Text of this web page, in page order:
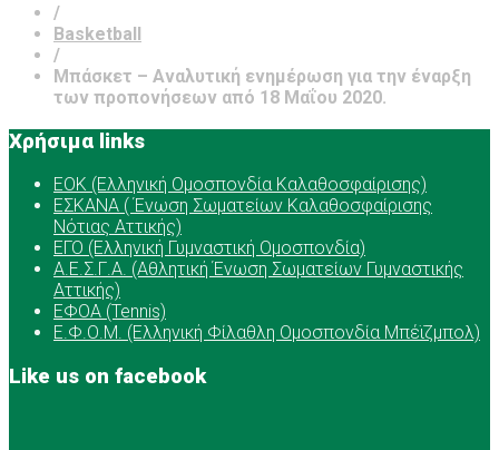
/
Basketball
/
Μπάσκετ – Αναλυτική ενημέρωση για την έναρξη
των προπονήσεων από 18 Μαΐου 2020.
Χρήσιμα links
ΕOK (Ελληνική Ομοσπονδία Καλαθοσφαίρισης)
ΕΣΚΑΝΑ ( Ένωση Σωματείων Καλαθοσφαίρισης
Νότιας Αττικής)
ΕΓΟ (Ελληνική Γυμναστική Ομοσπονδία)
Α.Ε.Σ.Γ.Α. (Αθλητική Ένωση Σωματείων Γυμναστικής
Αττικής)
ΕΦΟΑ (Tennis)
Ε.Φ.Ο.Μ. (Ελληνική Φίλαθλη Ομοσπονδία Μπέϊζμπολ)
Like us on facebook